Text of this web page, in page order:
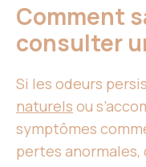
Comment
consulter
Si les odeurs
naturels ou
symptômes
pertes